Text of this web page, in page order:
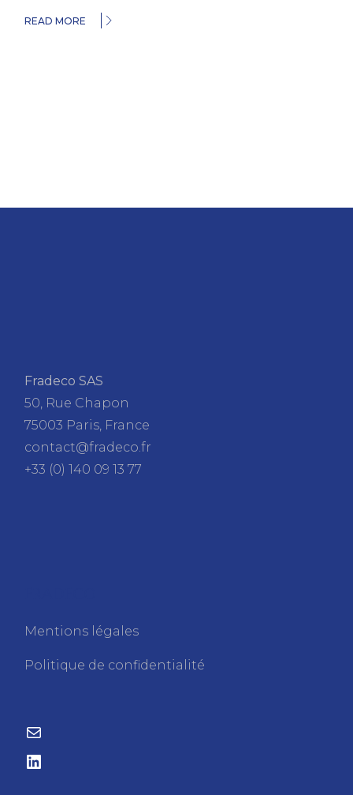
READ MORE
Fradeco SAS
50, Rue Chapon
75003 Paris, France
contact@fradeco.fr
+33 (0) 140 09 13 77
Mentions légales
Politique de confidentialité